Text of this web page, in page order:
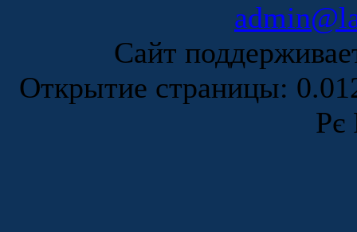
Сайт
Открытие страницы:
Рє